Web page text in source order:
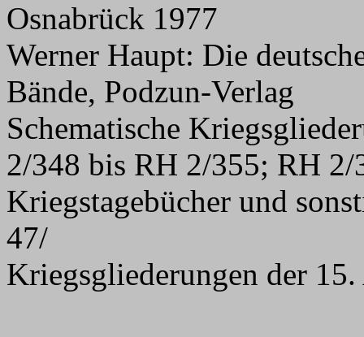
Osnabrück 1977
Werner Haupt: Die
Bände, Podzun-Verlag
Schematische
2/348 bis RH 2/355; RH
Kriegstagebücher und
47/
Kriegsgliederungen der